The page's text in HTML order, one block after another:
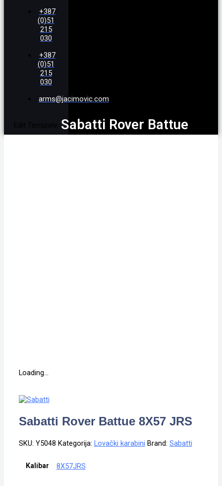
+387
(0)51
215
030
+387
(0)51
215
030
arms@jacimovic.com
Edit Template Sabatti Rover Battue
Loading...
Sabatti Rover Battue 8X57 JRS
SKU: Y5048 Kategorija: Lovački karabini Brand: Sabatti
Kalibar 8X57JRS